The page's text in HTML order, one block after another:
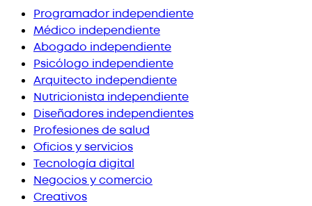
Programador independiente
Médico independiente
Abogado independiente
Psicólogo independiente
Arquitecto independiente
Nutricionista independiente
Diseñadores independientes
Profesiones de salud
Oficios y servicios
Tecnología digital
Negocios y comercio
Creativos